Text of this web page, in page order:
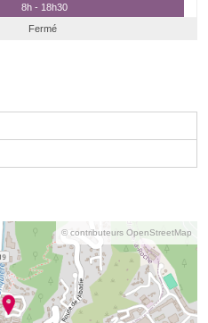
8h - 18h30
Fermé
© contributeurs OpenStreetMap